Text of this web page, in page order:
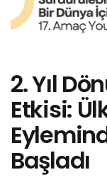
2. Yıl
Etkisi:
Başladı